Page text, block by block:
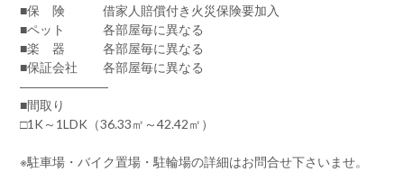
■保 険 借家人賠償付き火災保険要加入
■ペット 各部屋毎に異なる
■楽 器 各部屋毎に異なる
■保証会社 各部屋毎に異なる
―――――――
■間取り
□1K～1LDK（36.33㎡～42.42㎡）
※駐車場・バイク置場・駐輪場の詳細はお問合せ下さいませ。